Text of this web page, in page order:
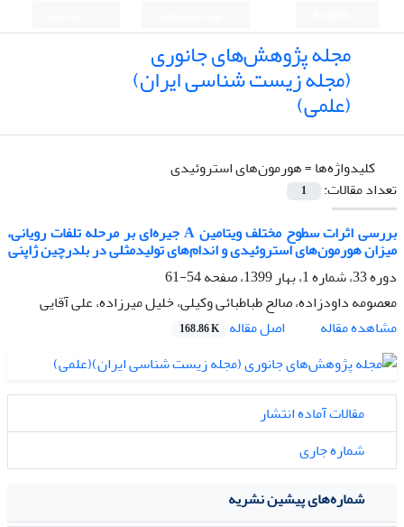
مجله پژوهش‌های جانوری
(مجله زیست شناسی ایران)
(علمی)
کلیدواژه‌ها =هورمون‌های استروئیدی
تعداد مقالات:
1
بررسی اثرات سطوح مختلف ویتامین A جیره‌ای بر مرحله تلفات رویانی،
میزان هورمون‌های استروئیدی و اندام‌های تولیدمثلی در بلدرچین ژاپنی
دوره 33، شماره 1، بهار 1399، صفحه
54-61
معصومه داودزاده، صالح طباطبائی وکیلی، خلیل میرزاده، علی آقایی
مشاهده مقاله
اصل مقاله 168.86 K
مقالات آماده انتشار
شماره جاری
شماره‌های پیشین نشریه